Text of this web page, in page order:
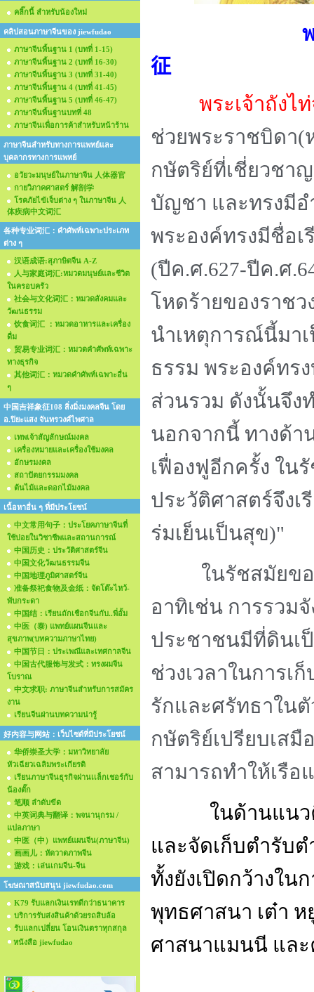
คลิ๊กนี้ สำหรับน้องใหม่
คลิปสอนภาษาจีนของ jiewfudao
ภาษาจีนพื้นฐาน 1 (บทที่ 1-15)
ภาษาจีนพื้นฐาน 2 (บทที่ 16-30)
ภาษาจีนพื้นฐาน 3 (บทที่ 31-40)
ภาษาจีนพื้นฐาน 4 (บทที่ 41-45)
ภาษาจีนพื้นฐาน 5 (บทที่ 46-47)
ภาษาจีนพื้นฐานบทที่ 48
ภาษาจีนเพื่อการค้าสำหรับหน้าร้าน
ภาษาจีนสำหรับทางการแพทย์และ
บุคลากรทางการแพทย์
อวัยวะมนุษย์ในภาษาจีน 人体器官
กายวิภาคศาสตร์ 解剖学
โรคภัยไข้เจ็บต่าง ๆ ในภาษาจีน 人
体疾病中文词汇
各种专业词汇：คำศัพท์เฉพาะประเภท
ต่าง ๆ
汉语成语:สุภาษิตจีน A-Z
人与家庭词汇:หมวดมนุษย์และชีวิต
ในครอบครัว
社会与文化词汇：หมวดสังคมและ
วัฒนธรรม
饮食词汇 ：หมวดอาหารและเครื่อง
ดื่ม
贸易专业词汇：หมวดคำศัพท์เฉพาะ
ทางธุรกิจ
其他词汇：หมวดคำศัพท์เฉพาะอื่น
ๆ
中国吉祥象征108 สิ่งมิ่งมงคลจีน โดย
อ.ปิยะแสง จันทรวงศ์ไพศาล
เทพเจ้าสัญลักษณ์มงคล
เครื่องหมายและเครื่องใช้มงคล
อักษรมงคล
สถาปัตยกรรมมงคล
ต้นไม้และดอกไม้มงคล
เนื้อหาอื่น ๆ ที่มีประโยชน์
中文常用句子：ประโยคภาษาจีนที่
ใช้บ่อยในวิชาชีพและสถานการณ์
中国历史：ประวัติศาสตร์จีน
中国文化วัฒนธรรมจีน
中国地理ภูมิศาสตร์จีน
准备祭祀食物及金纸：จัดโต๊ะไหว้-
พับกระดา
中国结：เรียนถักเชือกจีนกับ..พี่อั้ม
中医（泰) แพทย์แผนจีนและ
สุขภาพ(บทความภาษาไทย)
中国节日：ประเพณีและเทศกาลจีน
中国古代服饰与发式：ทรงผมจีน
โบราณ
中文求职: ภาษาจีนสำหรับการสมัคร
งาน
เรียนจีนผ่านบทความน่ารู้
好内容与网站：เว็บไซด์ที่มีประโยชน์
华侨崇圣大学：มหาวิทยาลัย
หัวเฉียวเฉลิมพระเกียรติ
เรียนภาษาจีนธุรกิจผ่านเเล็กเชอร์กับ
น้องตั๊ก
笔顺 ลำดับขีด
中英词典与翻译：พจนานุกรม /
แปลภาษา
中医（中）แพทย์แผนจีน(ภาษาจีน)
画画儿：หัดวาดภาพจีน
游戏：เล่นเกมจีน-จีน
โฆษณาสนับสนุน jiewfudao.com
K79 รับแลกเงินเรทดีกว่าธนาคาร
บริการรับส่งสินค้าด้วยรถสิบล้อ
รับแลกเปลี่ยน โอนเงินตราทุกสกุล
หนังสือ jiewfudao
征
พระเจ้าถังไ
ช่วยพระราชบิดา
กษัตริย์ที่เชี่ยวชา
บัญชา และทรงมีอ
พระองค์ทรงมีชื่อ
(ปีค.ศ.627-ปีค.ศ
โหดร้ายของราชว
นำเหตุการณ์นี้มา
ธรรม พระองค์ทร
ส่วนรวม ดังนั้นจึง
นอกจากนี้ ทางด้า
เฟื่องฟูอีกครั้ง ใน
ประวัติศาสตร์จึงเ
ร่มเย็นเป็นสุข)"
ในรัชสมัยขอ
อาทิเช่น การรวม
ประชาชนมีที่ดินเ
ช่วงเวลาในการเ
รักและศรัทธาใน
กษัตริย์เปรียบเส
สามารถทำให้เรื
ในด้านแน
และจัดเก็บตำรับ
ทั้งยังเปิดกว้างใ
พุทธศาสนา เต๋า
ศาสนาแมนนี แล